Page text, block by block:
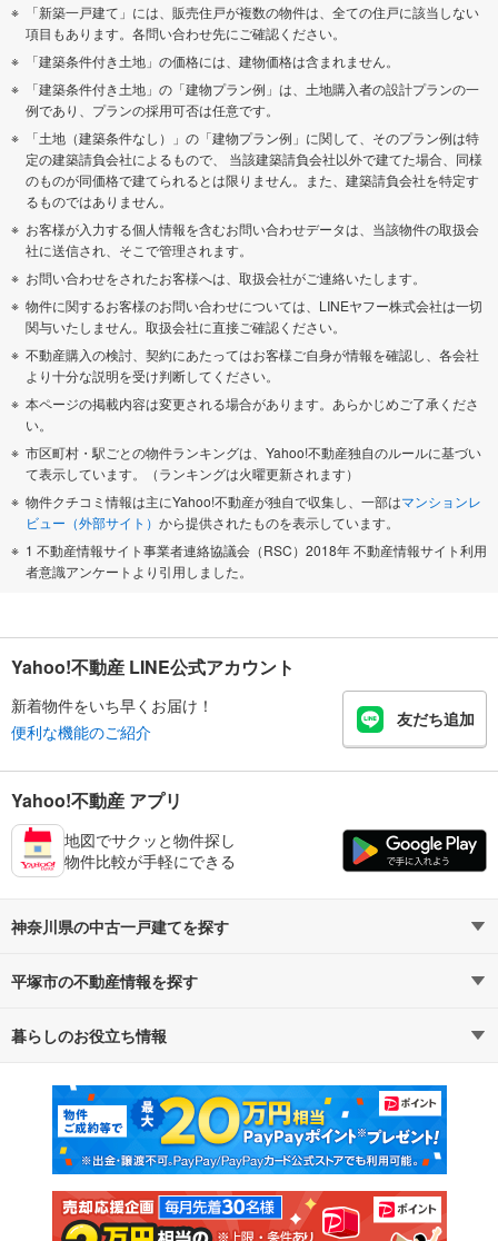
「新築一戸建て」には、販売住戸が複数の物件は、全ての住戸に該当しない
項目もあります。各問い合わせ先にご確認ください。
「建築条件付き土地」の価格には、建物価格は含まれません。
「建築条件付き土地」の「建物プラン例」は、土地購入者の設計プランの一
例であり、プランの採用可否は任意です。
「土地（建築条件なし）」の「建物プラン例」に関して、そのプラン例は特
定の建築請負会社によるもので、 当該建築請負会社以外で建てた場合、同様
のものが同価格で建てられるとは限りません。また、建築請負会社を特定す
るものではありません。
お客様が入力する個人情報を含むお問い合わせデータは、当該物件の取扱会
社に送信され、そこで管理されます。
お問い合わせをされたお客様へは、取扱会社がご連絡いたします。
物件に関するお客様のお問い合わせについては、LINEヤフー株式会社は一切
関与いたしません。取扱会社に直接ご確認ください。
不動産購入の検討、契約にあたってはお客様ご自身が情報を確認し、各会社
より十分な説明を受け判断してください。
本ページの掲載内容は変更される場合があります。あらかじめご了承くださ
い。
市区町村・駅ごとの物件ランキングは、Yahoo!不動産独自のルールに基づい
て表示しています。（ランキングは火曜更新されます）
物件クチコミ情報は主にYahoo!不動産が独自で収集し、一部はマンションレ
ビュー（外部サイト） から提供されたものを表示しています。
1 不動産情報サイト事業者連絡協議会（RSC）2018年 不動産情報サイト利用
者意識アンケートより引用しました。
Yahoo!不動産 LINE公式アカウント
新着物件をいち早くお届け！
便利な機能のご紹介
友だち追加
Yahoo!不動産 アプリ
地図でサクッと物件探し
物件比較が手軽にできる
神奈川県の中古一戸建てを探す
路線・駅から探す
通勤・通学時間から探す
平塚市の不動産情報を探す
不動産・住宅
新築マンション 中古マンション
新築一戸建て 中古一戸建て
注文住宅 土地
暮らしのお役立ち情報
マンションカタログ 教えて！住まいの先生